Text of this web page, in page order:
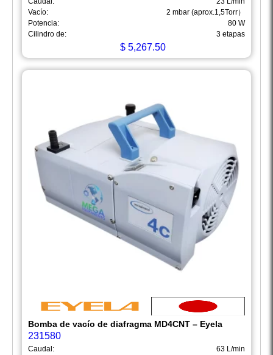
Vacío:
2 mbar (aprox.1,5Torr）
Potencia:
80 W
Cilindro de:
3 etapas
$5,267.50
Bomba de vacío de diafragma MD4CNT – Eyela
231580
Caudal:
63 L/min